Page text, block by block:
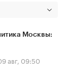
Москвы:
авг, 09:50